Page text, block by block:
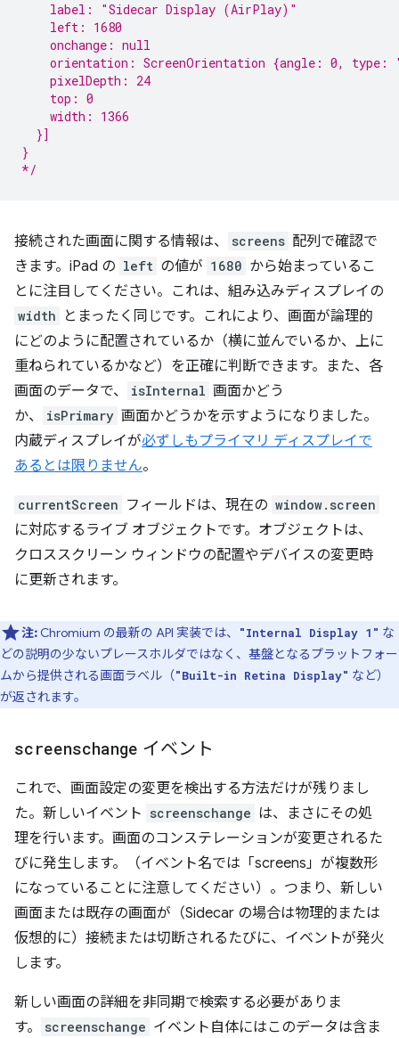
    label: "Sidecar Display (AirPlay)"
    left: 1680
    onchange: null
orientation: ScreenOrientation {angle: 0, type:
    pixelDepth: 24
    top: 0
    width: 1366
  }]
}
*/
接続された画面に関する情報は、 screens 配列で確認で
きます。iPad の left の値が 1680 から始まっているこ
とに注目してください。これは、組み込みディスプレイの
width
とまったく同じです。これにより、画面が論理的
にどのように配置されているか（横に並んでいるか、上に
重ねられているかなど）を正確に判断できます。また、各
画面のデータで、
isInternal 画面かどう
か、
isPrimary 画面かどうかを示すようになりました。
内蔵ディスプレイが必ずしもプライマリ ディスプレイで
あるとは限りません。
currentScreen フィールドは、現在の window.screen
に対応するライブ オブジェクトです。オブジェクトは、
クロススクリーン ウィンドウの配置やデバイスの変更時
に更新されます。
注: Chromium の最新の API 実装では、 "Internal Display 1" な
どの説明の少ないプレースホルダではなく、基盤となるプラットフォー
ムから提供される画面ラベル（"Built-in Retina Display" など）
が返されます。
screenschange イベント
これで、画面設定の変更を検出する方法だけが残りまし
た。新しいイベント screenschange は、まさにその処
理を行います。画面のコンステレーションが変更されるた
びに発生します。（イベント名では「screens」が複数形
になっていることに注意してください）。つまり、新しい
画面または既存の画面が（Sidecar の場合は物理的または
仮想的に）接続または切断されるたびに、イベントが発火
します。
新しい画面の詳細を非同期で検索する必要がありま
す。
screenschange イベント自体にはこのデータは含ま